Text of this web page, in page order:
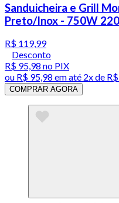
Sanduicheira e Grill
Preto/Inox - 750W
R$ 119,99
Desconto
R$ 95,98 no PIX
ou R$ 95,98 em até 2x de
COMPRAR AGORA